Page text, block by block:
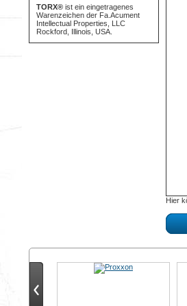
TORX® ist ein eingetragenes
Warenzeichen der Fa.Acument
Intellectual Properties, LLC
Rockford, Illinois, USA.
Hier